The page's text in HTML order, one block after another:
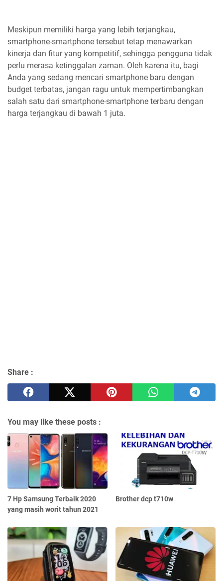
Meskipun memiliki harga yang lebih terjangkau,
smartphone-smartphone tersebut tetap menawarkan
kinerja dan fitur yang kompetitif, sehingga pengguna tidak
perlu merasa ketinggalan zaman. Oleh karena itu, bagi
Anda yang sedang mencari smartphone baru dengan
budget terbatas, jangan ragu untuk mempertimbangkan
salah satu dari smartphone-smartphone terbaru dengan
harga terjangkau di bawah 1 juta.
Share :
You may like these posts :
7 Hp Samsung Terbaik 2020
yang masih worit tahun 2021
Brother dcp t710w